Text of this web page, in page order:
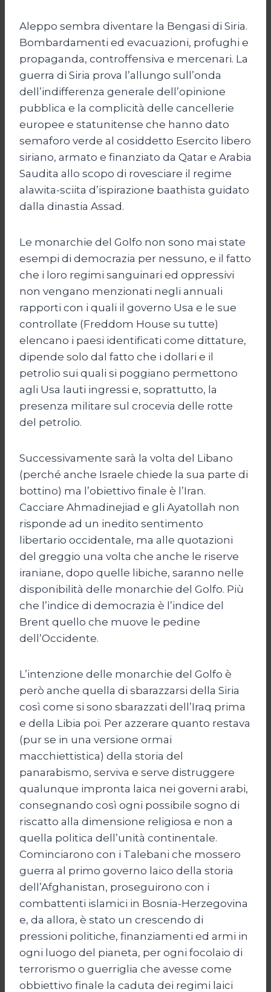
Aleppo sembra diventare la Bengasi di Siria.
Bombardamenti ed evacuazioni, profughi e
propaganda, controffensiva e mercenari. La
guerra di Siria prova l’allungo sull’onda
dell’indifferenza generale dell’opinione
pubblica e la complicità delle cancellerie
europee e statunitense che hanno dato
semaforo verde al cosiddetto Esercito libero
siriano, armato e finanziato da Qatar e Arabia
Saudita allo scopo di rovesciare il regime
alawita-sciita d’ispirazione baathista guidato
dalla dinastia Assad.
Le monarchie del Golfo non sono mai state
esempi di democrazia per nessuno, e il fatto
che i loro regimi sanguinari ed oppressivi
non vengano menzionati negli annuali
rapporti con i quali il governo Usa e le sue
controllate (Freddom House su tutte)
elencano i paesi identificati come dittature,
dipende solo dal fatto che i dollari e il
petrolio sui quali si poggiano permettono
agli Usa lauti ingressi e, soprattutto, la
presenza militare sul crocevia delle rotte
del petrolio.
Successivamente sarà la volta del Libano
(perché anche Israele chiede la sua parte di
bottino) ma l’obiettivo finale è l’Iran.
Cacciare Ahmadinejiad e gli Ayatollah non
risponde ad un inedito sentimento
libertario occidentale, ma alle quotazioni
del greggio una volta che anche le riserve
iraniane, dopo quelle libiche, saranno nelle
disponibilità delle monarchie del Golfo. Più
che l’indice di democrazia è l’indice del
Brent quello che muove le pedine
dell’Occidente.
L’intenzione delle monarchie del Golfo è
però anche quella di sbarazzarsi della Siria
così come si sono sbarazzati dell’Iraq prima
e della Libia poi. Per azzerare quanto restava
(pur se in una versione ormai
macchiettistica) della storia del
panarabismo, serviva e serve distruggere
qualunque impronta laica nei governi arabi,
consegnando così ogni possibile sogno di
riscatto alla dimensione religiosa e non a
quella politica dell’unità continentale.
Cominciarono con i Talebani che mossero
guerra al primo governo laico della storia
dell’Afghanistan, proseguirono con i
combattenti islamici in Bosnia-Herzegovina
e, da allora, è stato un crescendo di
pressioni politiche, finanziamenti ed armi in
ogni luogo del pianeta, per ogni focolaio di
terrorismo o guerriglia che avesse come
obbiettivo finale la caduta dei regimi laici